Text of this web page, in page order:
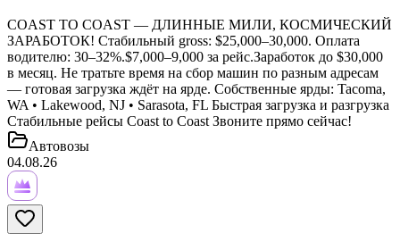
COAST TO COAST — ДЛИННЫЕ МИЛИ, КОСМИЧЕСКИЙ
ЗАРАБОТОК! Стабильный gross: $25,000–30,000. Оплата
водителю: 30–32%.$7,000–9,000 за рейс.Заработок до $30,000
в месяц. Не тратьте время на сбор машин по разным адресам
— готовая загрузка ждёт на ярде. Собственные ярды: Tacoma,
WA • Lakewood, NJ • Sarasota, FL Быстрая загрузка и разгрузка
Стабильные рейсы Coast to Coast Звоните прямо сейчас!
Автовозы
04.08.26